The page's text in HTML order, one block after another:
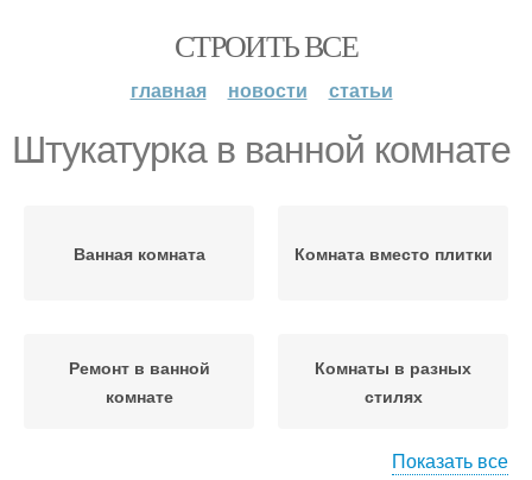
СТРОИТЬ ВСЕ
главная новости статьи
Штукатурка в ванной комнате
Ванная комната Комната вместо плитки
Ремонт в ванной
комнате
Комнаты в разных
стилях
Показать все